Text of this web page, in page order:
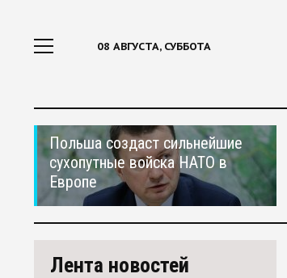
08 АВГУСТА, СУББОТА
Польша создаст сильнейшие
сухопутные войска НАТО в
Европе
Лента новостей